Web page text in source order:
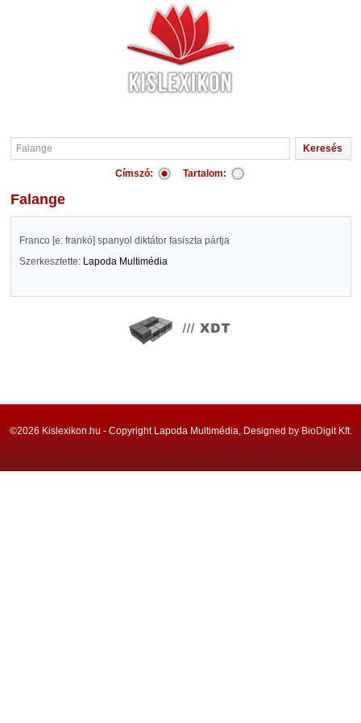
Címszó: Tartalom:
Falange
Franco [e: frankó] spanyol diktátor fasiszta pártja
Szerkesztette: Lapoda Multimédia
©2026 Kislexikon.hu - Copyright Lapoda Multimédia, Designed by BioDigit Kft.